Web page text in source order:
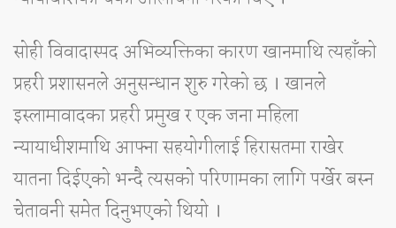
सोही विवादास्पद अभिव्यक्तिका कारण खानमाथि त्यहाँको
प्रहरी प्रशासनले अनुसन्धान शुरु गरेको छ । खानले
इस्लामावादका प्रहरी प्रमुख र एक जना महिला
न्यायाधीशमाथि आफ्ना सहयोगीलाई हिरासतमा राखेर
यातना दिईएको भन्दै त्यसको परिणामका लागि पर्खेर बस्न
चेतावनी समेत दिनुभएको थियो ।